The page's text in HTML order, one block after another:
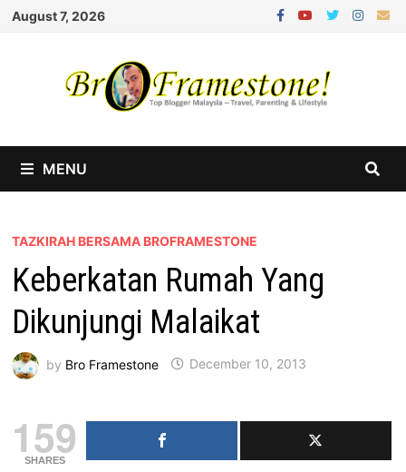
Skip
August 7, 2026
MENU
TAZKIRAH BERSAMA BROFRAMESTONE
Keberkatan Rumah Yang
Dikunjungi Malaikat
by Bro Framestone December 10, 2013
159
SHARES